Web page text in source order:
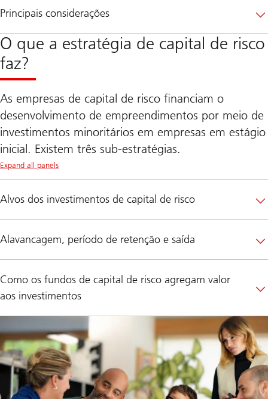
Principais considerações
O que a estratégia de capital de risco
faz?
As empresas de capital de risco financiam o
desenvolvimento de empreendimentos por meio de
investimentos minoritários em empresas em estágio
inicial. Existem três sub-estratégias.
Expand all panels
Alvos dos investimentos de capital de risco
Alavancagem, período de retenção e saída
Como os fundos de capital de risco agregam valor
aos investimentos